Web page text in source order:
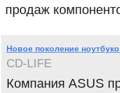
продаж
Новое поколение
CD-LIFE
Компания ASUS